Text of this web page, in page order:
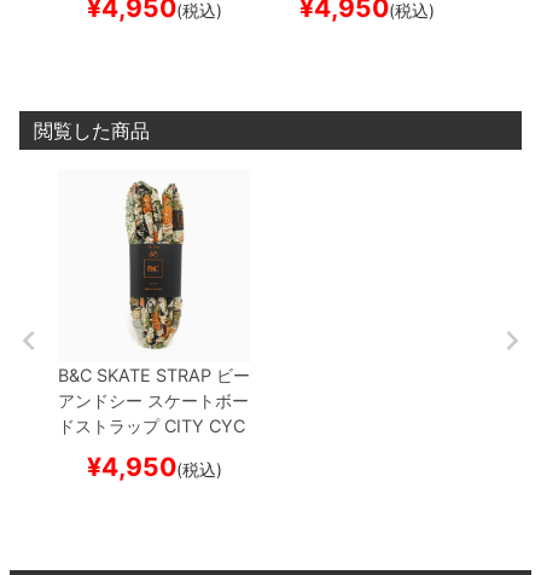
NIGHTFLOW DOTスケ
¥4,950(税込)
DEEP FORESTスケート
¥4,950(税込)
閲覧した商品
B&C SKATE STRAP ビー
アンドシー スケートボー
ドストラップCITY CYC
WAGARAスケートボー
¥4,950(税込)